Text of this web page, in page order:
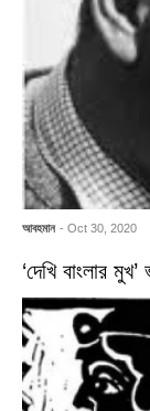
আবহমান - Oct 30, 2020
‘দেখি বাংলার